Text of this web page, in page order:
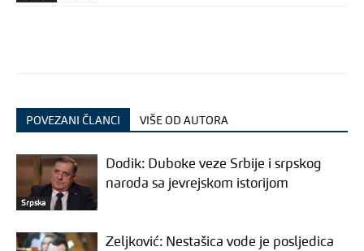
POVEZANI ČLANCI VIŠE OD AUTORA
Srpska
Dodik: Duboke veze Srbije i srpskog
naroda sa jevrejskom istorijom
Zeljković: Nestašica vode je posljedica